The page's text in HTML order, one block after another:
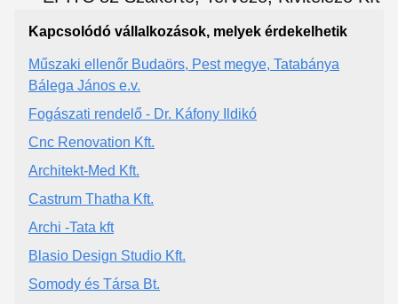
Kapcsolódó vállalkozások, melyek érdekelhetik
Műszaki ellenőr Budaörs, Pest megye, Tatabánya
Bálega János e.v.
Fogászati rendelő - Dr. Káfony Ildikó
Cnc Renovation Kft.
Architekt-Med Kft.
Castrum Thatha Kft.
Archi -Tata kft
Blasio Design Studio Kft.
Somody és Társa Bt.